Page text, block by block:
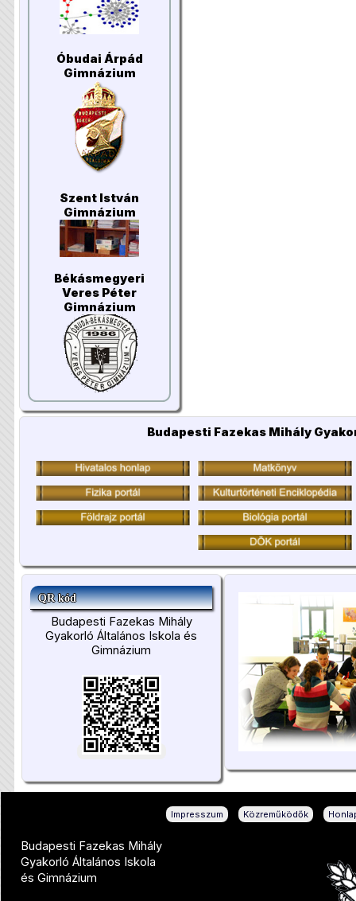
Óbudai Árpád
Gimnázium
Szent István
Gimnázium
Békásmegyeri
Veres Péter
Gimnázium
Budapesti Fazekas Mihály
QR kód
Budapesti Fazekas Mihály
Gyakorló Általános Iskola és
Gimnázium
Impresszum Közreműködők
Budapesti Fazekas Mihály
Gyakorló Általános Iskola
és Gimnázium